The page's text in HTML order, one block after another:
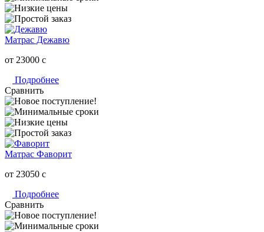
Матрас Дежавю
от 23000 c
Подробнее
Сравнить
Матрас Фаворит
от 23050 c
Подробнее
Сравнить